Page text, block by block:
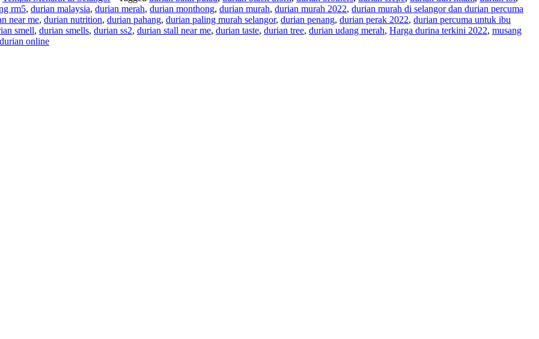
rm5, durian malaysia, durian merah, durian monthong, durian murah, durian murah 2022, durian murah di selangor dan durian percuma
near me, durian nutrition, durian pahang, durian paling murah selangor, durian penang, durian perak 2022, durian percuma untuk ibu
smell, durian smells, durian ss2, durian stall near me, durian taste, durian tree, durian udang merah, Harga durina terkini 2022, musang
online